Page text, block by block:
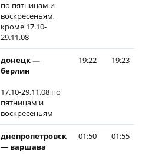
по пятницам и
воскресеньям,
кроме 17.10-
29.11.08
донецк —
берлин
17.10-29.11.08 по
пятницам и
воскресеньям
19:22 19:23
днепропетровск
— варшава
01:50 01:55